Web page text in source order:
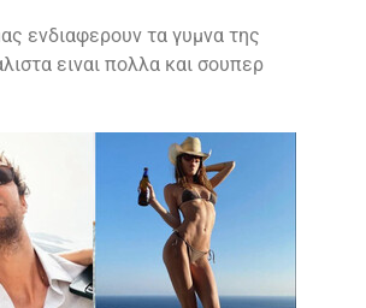
ενδιαφερουν τα γυμνα της
ειναι πολλα και σουπερ